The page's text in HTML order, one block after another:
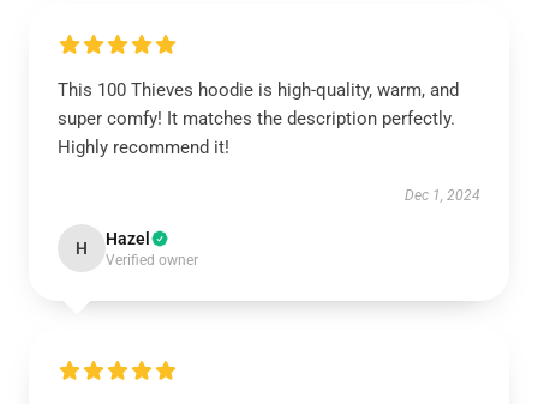
This 100 Thieves hoodie is high-quality, warm, and
super comfy! It matches the description perfectly.
Highly recommend it!
Dec 1, 2024
H Hazel
Verified owner